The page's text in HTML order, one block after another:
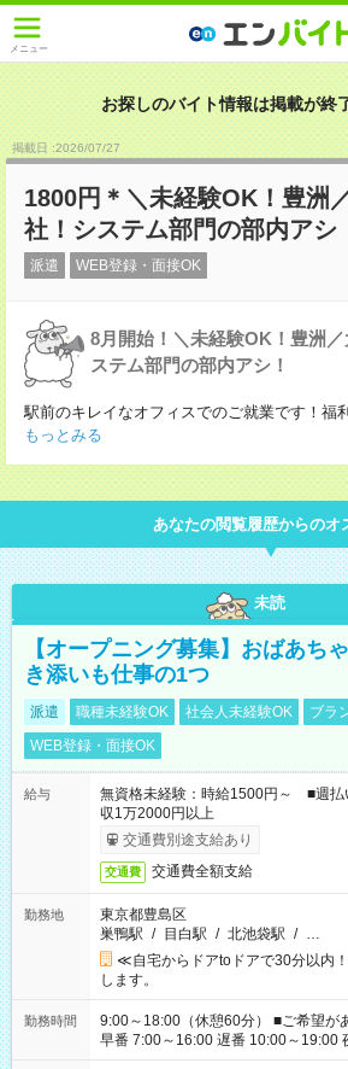
メニュー
お探しのバイト情報は掲載が終
掲載日 :2026/07/27
1800円＊＼未経験OK！豊洲
社！システム部門の部内アシ
派遣 WEB登録・面接OK
8月開始！＼未経験OK！豊洲
ステム部門の部内アシ！
駅前のキレイなオフィスでのご就業です！福
もっとみる
あなたの閲覧履歴からのオ
未読
【オープニング募集】おばあち
き添いも仕事の1つ
派遣 職種未経験OK 社会人未経験OK
ブラ
WEB登録・面接OK
給与
無資格未経験：時給1500円～ ■週
収1万2000円以上
交通費別途支給あり
交通費 交通費全額支給
勤務地
東京都豊島区
巣鴨駅 / 目白駅 / 北池袋駅 / …
≪自宅からドアtoドアで30分以内
します。
勤務時間
9:00～18:00（休憩60分） ■ご希望があれば下記シフトもOK！
早番 7:00～16:00 遅番 10:00～19:00 夜勤
と休みを合わせたい」 「余裕を持っ